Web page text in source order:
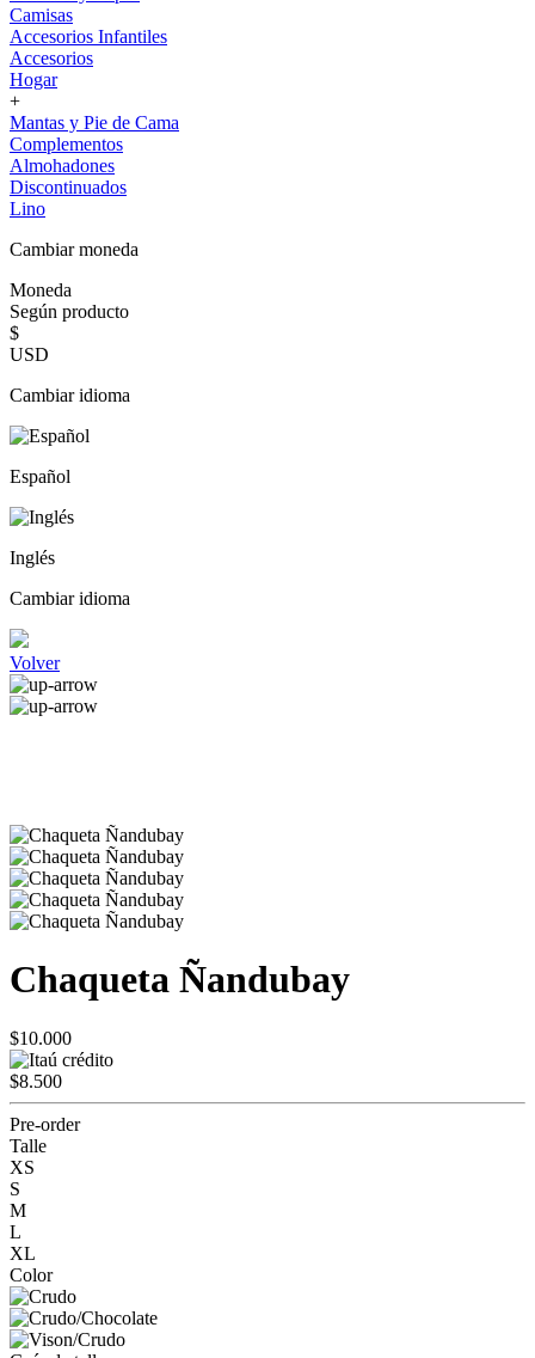
Camisas
Accesorios Infantiles
Accesorios
Hogar
+
Mantas y Pie de Cama
Complementos
Almohadones
Discontinuados
Lino
Cambiar moneda
Moneda
Según producto
$
USD
Cambiar idioma
Español
Inglés
Cambiar idioma
Volver
Chaqueta Ñandubay
$10.000
$8.500
Pre-order
Talle
XS
S
M
L
XL
Color